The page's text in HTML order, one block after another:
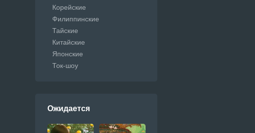
Корейские
Филиппинские
Тайские
Китайские
Японские
Ток-шоу
Ожидается